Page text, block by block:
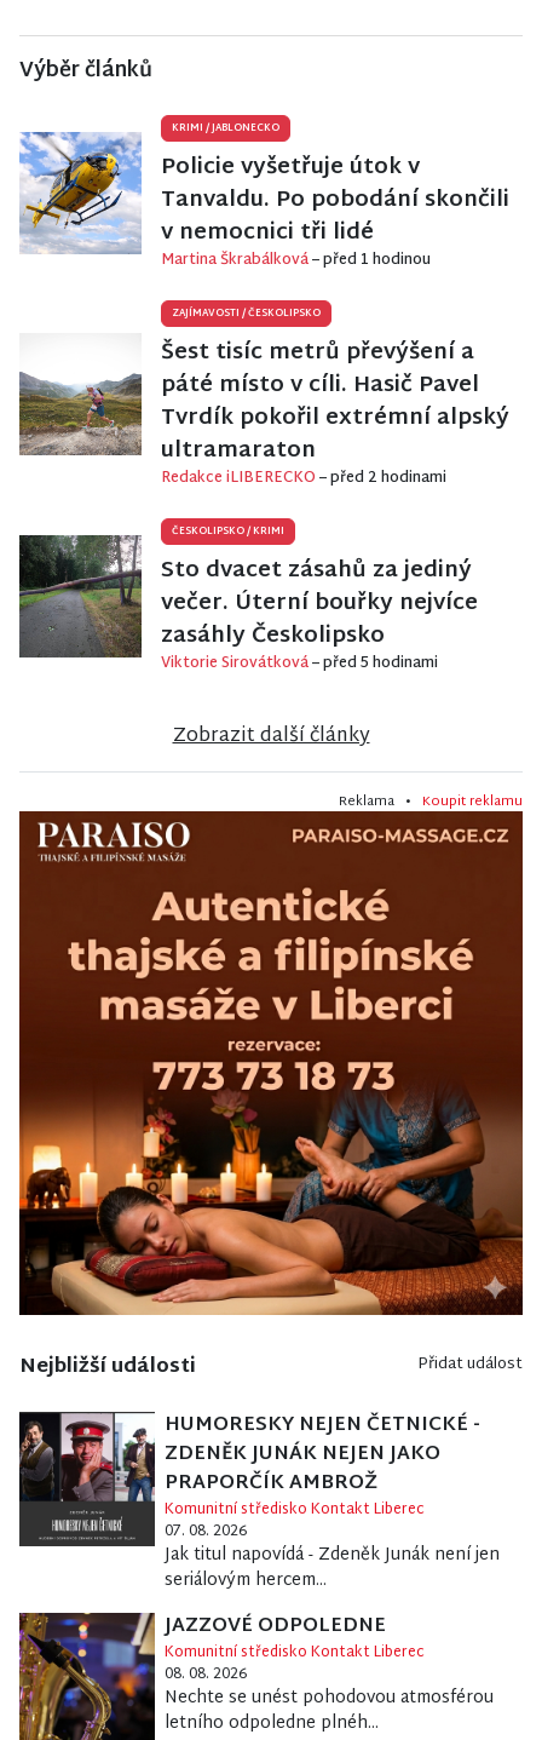
Výběr článků
KRIMI /JABLONECKO
Policie vyšetřuje útok v
Tanvaldu. Po pobodání skončili
v nemocnici tři lidé
Martina Škrabálková– před 1 hodinou
ZAJÍMAVOSTI /ČESKOLIPSKO
Šest tisíc metrů převýšení a
páté místo v cíli. Hasič Pavel
Tvrdík pokořil extrémní alpský
ultramaraton
Redakce iLIBERECKO– před 2 hodinami
ČESKOLIPSKO/KRIMI
Sto dvacet zásahů za jediný
večer. Úterní bouřky nejvíce
zasáhly Českolipsko
Viktorie Sirovátková– před 5 hodinami
Zobrazit další články
Reklama • Koupit reklamu
Nejbližší události Přidat událost
HUMORESKY NEJEN ČETNICKÉ -
ZDENĚK JUNÁK NEJEN JAKO
PRAPORČÍK AMBROŽ
Komunitní středisko Kontakt Liberec
07. 08. 2026
Jak titul napovídá - Zdeněk Junák není jen
seriálovým hercem...
JAZZOVÉ ODPOLEDNE
Komunitní středisko Kontakt Liberec
08. 08. 2026
Nechte se unést pohodovou atmosférou
letního odpoledne plnéh...